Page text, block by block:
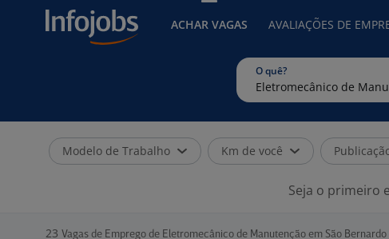
ACHAR VAGAS AVALIAÇÕES DE
O quê?
Modelo de Trabalho Km de você
Seja o primeiro
23 Vagas de Emprego de Eletromecânico de Manutenção em São Bernardo